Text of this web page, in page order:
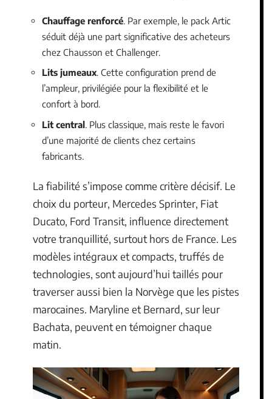
Chauffage renforcé . Par exemple, le pack Artic
séduit déjà une part significative des acheteurs
chez Chausson et Challenger.
Lits jumeaux. Cette configuration prend de
l’ampleur, privilégiée pour la flexibilité et le
confort à bord.
Lit central . Plus classique, mais reste le favori
d’une majorité de clients chez certains
fabricants.
La fiabilité s’impose comme critère décisif. Le
choix du porteur, Mercedes Sprinter, Fiat
Ducato, Ford Transit, influence directement
votre tranquillité, surtout hors de France. Les
modèles intégraux et compacts, truffés de
technologies, sont aujourd’hui taillés pour
traverser aussi bien la Norvège que les pistes
marocaines. Maryline et Bernard, sur leur
Bachata, peuvent en témoigner chaque
matin.